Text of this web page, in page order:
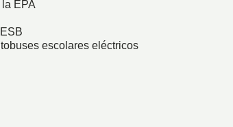
EPA
escolares eléctricos